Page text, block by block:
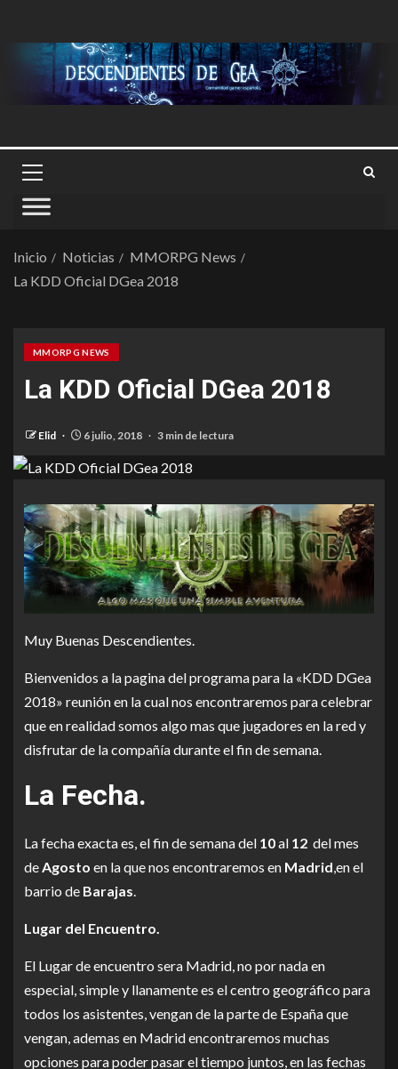
Inicio Noticias
MMORPG News
La KDD Oficial DGea 2018
MMORPG NEWS
La KDD Oficial DGea 2018
Elid 6 julio, 2018 3 min de lectura
Muy Buenas Descendientes.
Bienvenidos a la pagina del programa para la «KDD DGea
2018» reunión en la cual nos encontraremos para celebrar
que en realidad somos algo mas que jugadores en la red y
disfrutar de la compañía durante el fin de semana.
La Fecha.
La fecha exacta es, el fin de semana del 10al 12 del mes
deAgosto en la que nos encontraremos en Madrid,en el
barrio de Barajas.
Lugar del Encuentro.
El Lugar de encuentro sera Madrid, no por nada en
especial, simple y llanamente es el centro geográfico para
todos los asistentes, vengan de la parte de España que
vengan, ademas en Madrid encontraremos muchas
opciones para poder pasar el tiempo juntos, en las fechas